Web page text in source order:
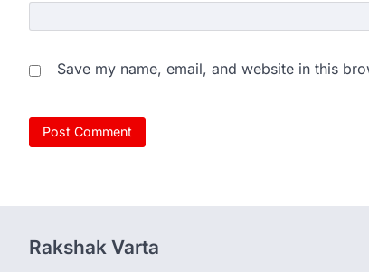
Save my name, email, and website in this
Rakshak Varta